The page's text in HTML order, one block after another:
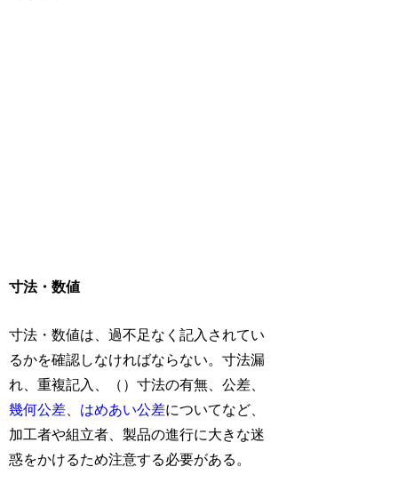
寸法・数値
寸法・数値は、過不足なく記入されてい
るかを確認しなければならない。寸法漏
れ、重複記入、（）寸法の有無、公差、
幾何公差
はめあい公差についてなど、
加工者や組立者、製品の進行に大きな迷
惑をかけるため注意する必要がある。